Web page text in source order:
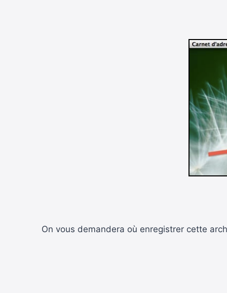
On vous demandera où enregistrer cette